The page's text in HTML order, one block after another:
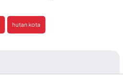
hutan kota